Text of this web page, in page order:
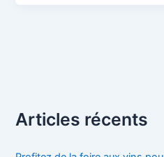
Articles récents